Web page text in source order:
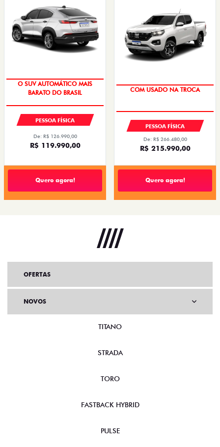
O SUV AUTOMÁTICO MAIS
PESSOA FÍSICA
De: R$ 126.990,00
R$ 119.990,00
Quero agora!
COM USADO NA TROCA
PESSOA FÍSICA
De: R$ 266.480,00
R$ 215.990,00
Quero agora!
OFERTAS
NOVOS
TITANO
STRADA
TORO
FASTBACK HYBRID
PULSE